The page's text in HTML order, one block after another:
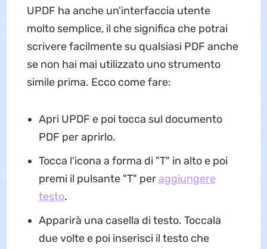
UPDF ha anche un'interfaccia utente
molto semplice, il che significa che potrai
scrivere facilmente su qualsiasi PDF anche
se non hai mai utilizzato uno strumento
simile prima. Ecco come fare:
Apri UPDF e poi tocca sul documento
PDF per aprirlo.
Tocca l'icona a forma di "T" in alto e poi
premi il pulsante "T" peraggiungere
testo.
Apparirà una casella di testo. Toccala
due volte e poi inserisci il testo che